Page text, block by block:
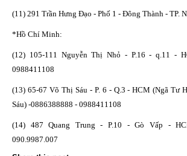
(11) 291 Trần Hưng Đạo - Phố 1 - Đông Thành - TP.
*Hồ Chí Minh:
(12) 105-111 Nguyễn Thị Nhỏ - P.16 - q.11 -
0988411108
(13) 65-67 Võ Thị Sáu - P. 6 - Q.3 - HCM (Ngã Tư
Sáu) -0886388888 - 0988411108
(14) 487 Quang Trung - P.10 - Gò Vấp -
090.9987.007